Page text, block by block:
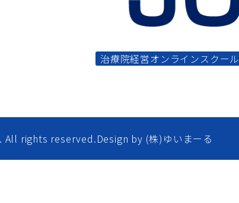
治療院経営オンラインスクール
All rights reserved.Design by (株)ゆいまーる